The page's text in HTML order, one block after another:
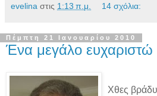
evelina στις 1:13 π.μ. 14 σχόλια:
Πέμπτη 21 Ιανουαρίου 2010
Ένα μεγάλο ευχαριστώ
Χθες βράδυ